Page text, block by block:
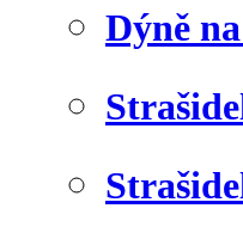
Dýně